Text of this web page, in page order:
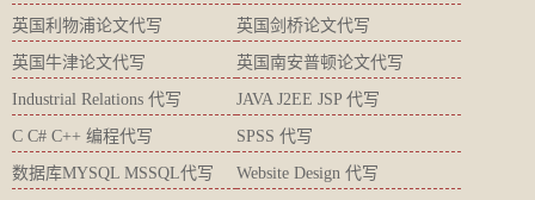
英国利物浦论文代写 英国剑桥论文代写
英国牛津论文代写 英国南安普顿论文代写
Industrial Relations 代写 JAVA J2EE JSP 代写
C C# C++ 编程代写 SPSS 代写
数据库MYSQL MSSQL代写 Website Design 代写